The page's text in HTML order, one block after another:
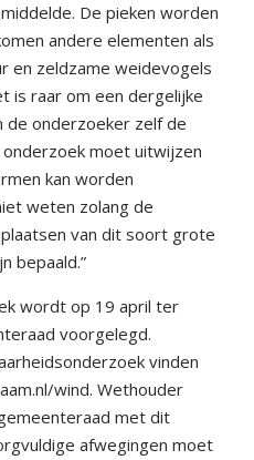
De pieken worden
andere elementen als
en zeldzame weidevogels
is raar om een dergelijke
onderzoeker zelf de
moet uitwijzen
kan worden
weten zolang de
van dit soort grote
bepaald.”
wordt op 19 april ter
voorgelegd.
vinden
wind. Wethouder
met dit
afwegingen moet